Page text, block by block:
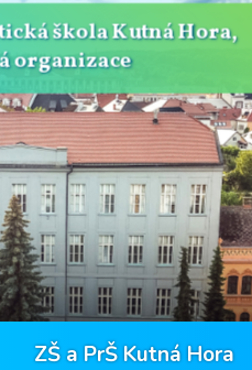
škola Kutná Hora,
organizace
ZŠ a PrŠ Kutná Hora